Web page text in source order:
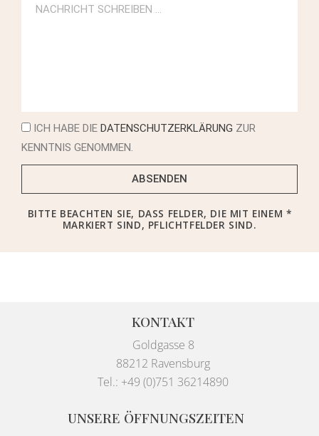
ICH HABE DIE DATENSCHUTZERKLÄRUNG ZUR
KENNTNIS GENOMMEN.
ABSENDEN
BITTE BEACHTEN SIE, DASS FELDER, DIE MIT EINEM *
MARKIERT SIND, PFLICHTFELDER SIND.
KONTAKT
Goldgasse 8
88212 Ravensburg
Tel.: +49 (0)751 36214890
UNSERE ÖFFNUNGSZEITEN